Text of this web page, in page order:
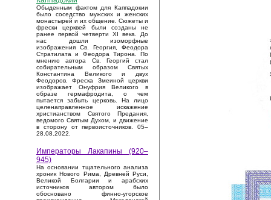
Обыденным фактом для Каппадокии
было соседство мужских и женских
монастырей и их общение. Сюжеты и
фрески церквей были созданы не
ранее первой четверти XI века. До
нас дошли изоморфные
изображения Св. Георгия, Феодора
Стратилата и Феодора Тирона. По
мнению автора Св. Георгий стал
собирательным образом Святых
Константина Великого и двух
Феодоров. Фреска Змеиной церкви
изображает Онуфрия Великого в
образе гермафродита, о чем
пытается забыть церковь. На лицо
целенаправленное искажение
христианством Святого Предания,
ведомого Святым Духом, и движение
в сторону от первоисточников. 05–
28.08.2022.
Императоры Лакапины (920–
945)
На основании тщательного анализа
хроник Нового Рима, Древней Руси,
Великой Болгарии и арабских
источников автором было
обосновано финно-угорское